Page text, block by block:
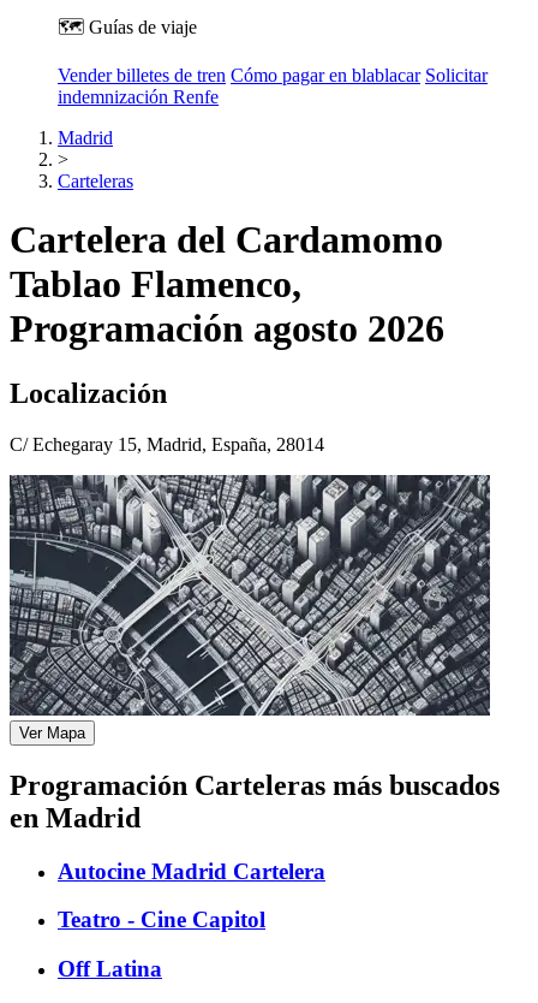
🗺️ Guías de viaje
Vender billetes de tren Cómo pagar en blablacar Solicitar
indemnización Renfe
Madrid
>
Carteleras
Cartelera del Cardamomo
Tablao Flamenco,
Programación agosto 2026
Localización
C/ Echegaray 15, Madrid, España, 28014
Ver Mapa
Programación Carteleras más buscados
en Madrid
Autocine Madrid Cartelera
Teatro - Cine Capitol
Off Latina